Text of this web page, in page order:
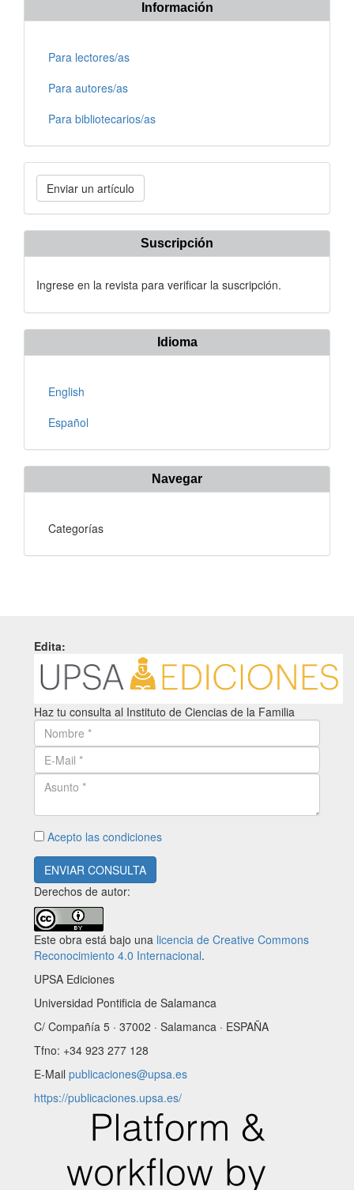
Información
Para lectores/as
Para autores/as
Para bibliotecarios/as
Enviar
un
artículo
Enviar un artículo
Suscripción
Ingrese en la revista para verificar la suscripción.
Idioma
English
Español
Navegar
Categorías
Edita:
Haz tu consulta al Instituto de Ciencias de la Familia
Acepto las condiciones
ENVIAR CONSULTA
Derechos de autor:
Este obra está bajo una licencia de Creative Commons
Reconocimiento 4.0 Internacional.
UPSA Ediciones
Universidad Pontificia de Salamanca
C/ Compañía 5 · 37002 · Salamanca · ESPAÑA
Tfno: +34 923 277 128
E-Mail publicaciones@upsa.es
https://publicaciones.upsa.es/